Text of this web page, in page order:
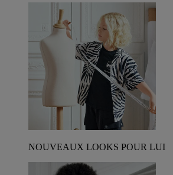
NOUVEAUX LOOKS POUR LUI